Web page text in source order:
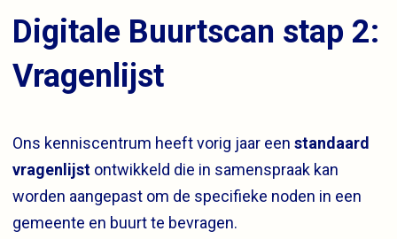
Digitale Buurtscan stap 2:
Vragenlijst
Ons kenniscentrum heeft vorig jaar een standaard
vragenlijst ontwikkeld die in samenspraak kan
worden aangepast om de specifieke noden in een
gemeente en buurt te bevragen.